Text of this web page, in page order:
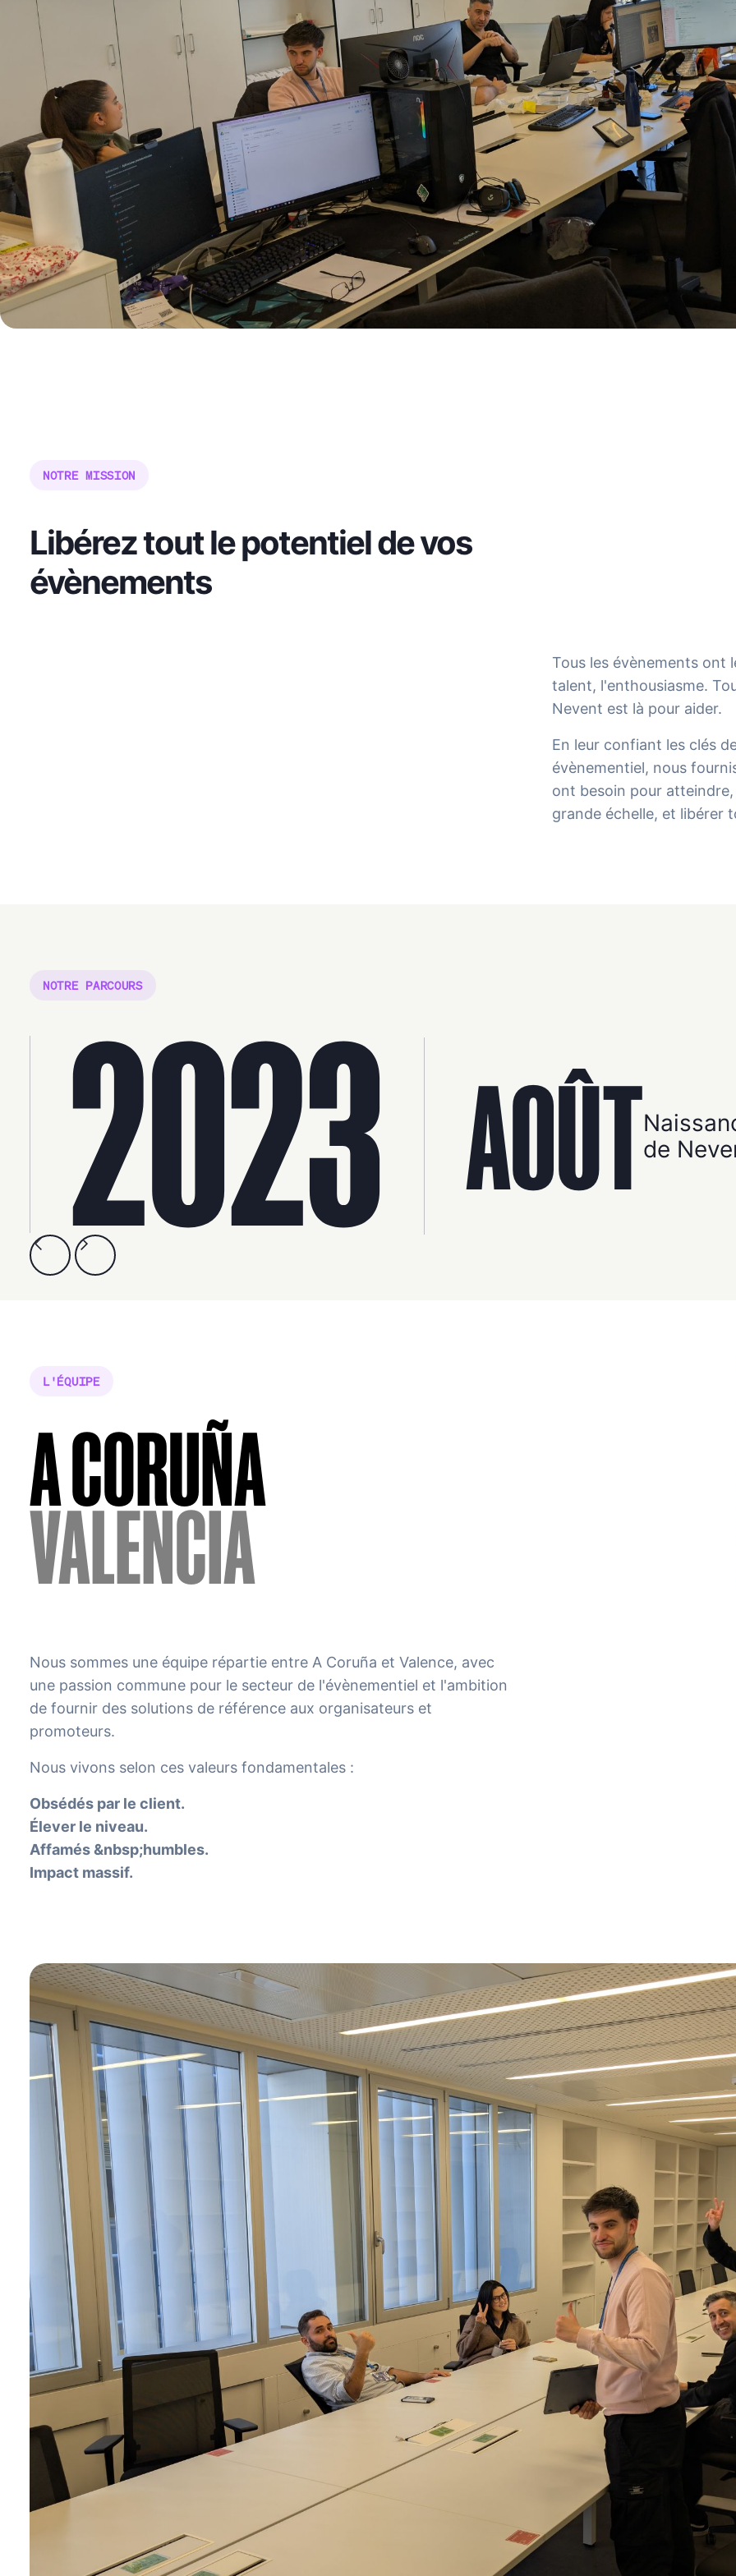
NOTRE MISSION
Libérez tout le potentiel de vos
évènements
Tous les évènements ont
talent, l'enthousiasme.
Nevent est là pour aider.
En leur confiant les clés
évènementiel, nous
ont besoin pour
grande échelle, et libérer
NOTRE PARCOURS
2023 AOÛTde
L'ÉQUIPE
A CORUÑA
VALENCIA
Nous sommes une équipe répartie entre A Coruña et Valence, avec
une passion commune pour le secteur de l'évènementiel et l'ambition
de fournir des solutions de référence aux organisateurs et
promoteurs.
Nous vivons selon ces valeurs fondamentales :
Obsédés par le client.
Élever le niveau.
Affamés &nbsp;humbles.
Impact massif.